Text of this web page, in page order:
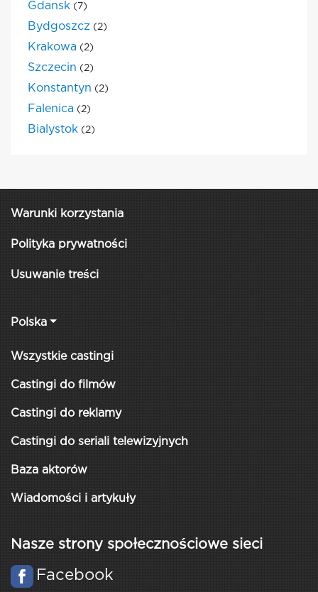
Gdansk (7)
Bydgoszcz (2)
Krakowa (2)
Szczecin (2)
Konstantyn (2)
Falenica (2)
Bialystok (2)
Warunki korzystania
Polityka prywatności
Usuwanie treści
Polska
Wszystkie castingi
Castingi do filmów
Castingi do reklamy
Castingi do seriali telewizyjnych
Baza aktorów
Wiadomości i artykuły
Nasze strony społecznościowe sieci
Facebook